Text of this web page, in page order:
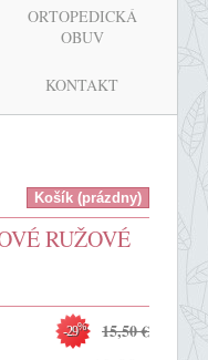
ORTOPEDICKÁ
OBUV
KONTAKT
RUŽOVÉ
15,50€
-29%